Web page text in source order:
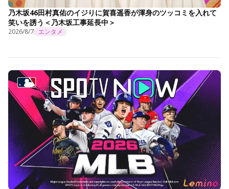
乃木坂46田村真佑のイジりに賀喜遥香が渾身のツッコミを入れて
笑いを誘う＜乃木坂工事延長中＞
2026/8/7 エンタメ